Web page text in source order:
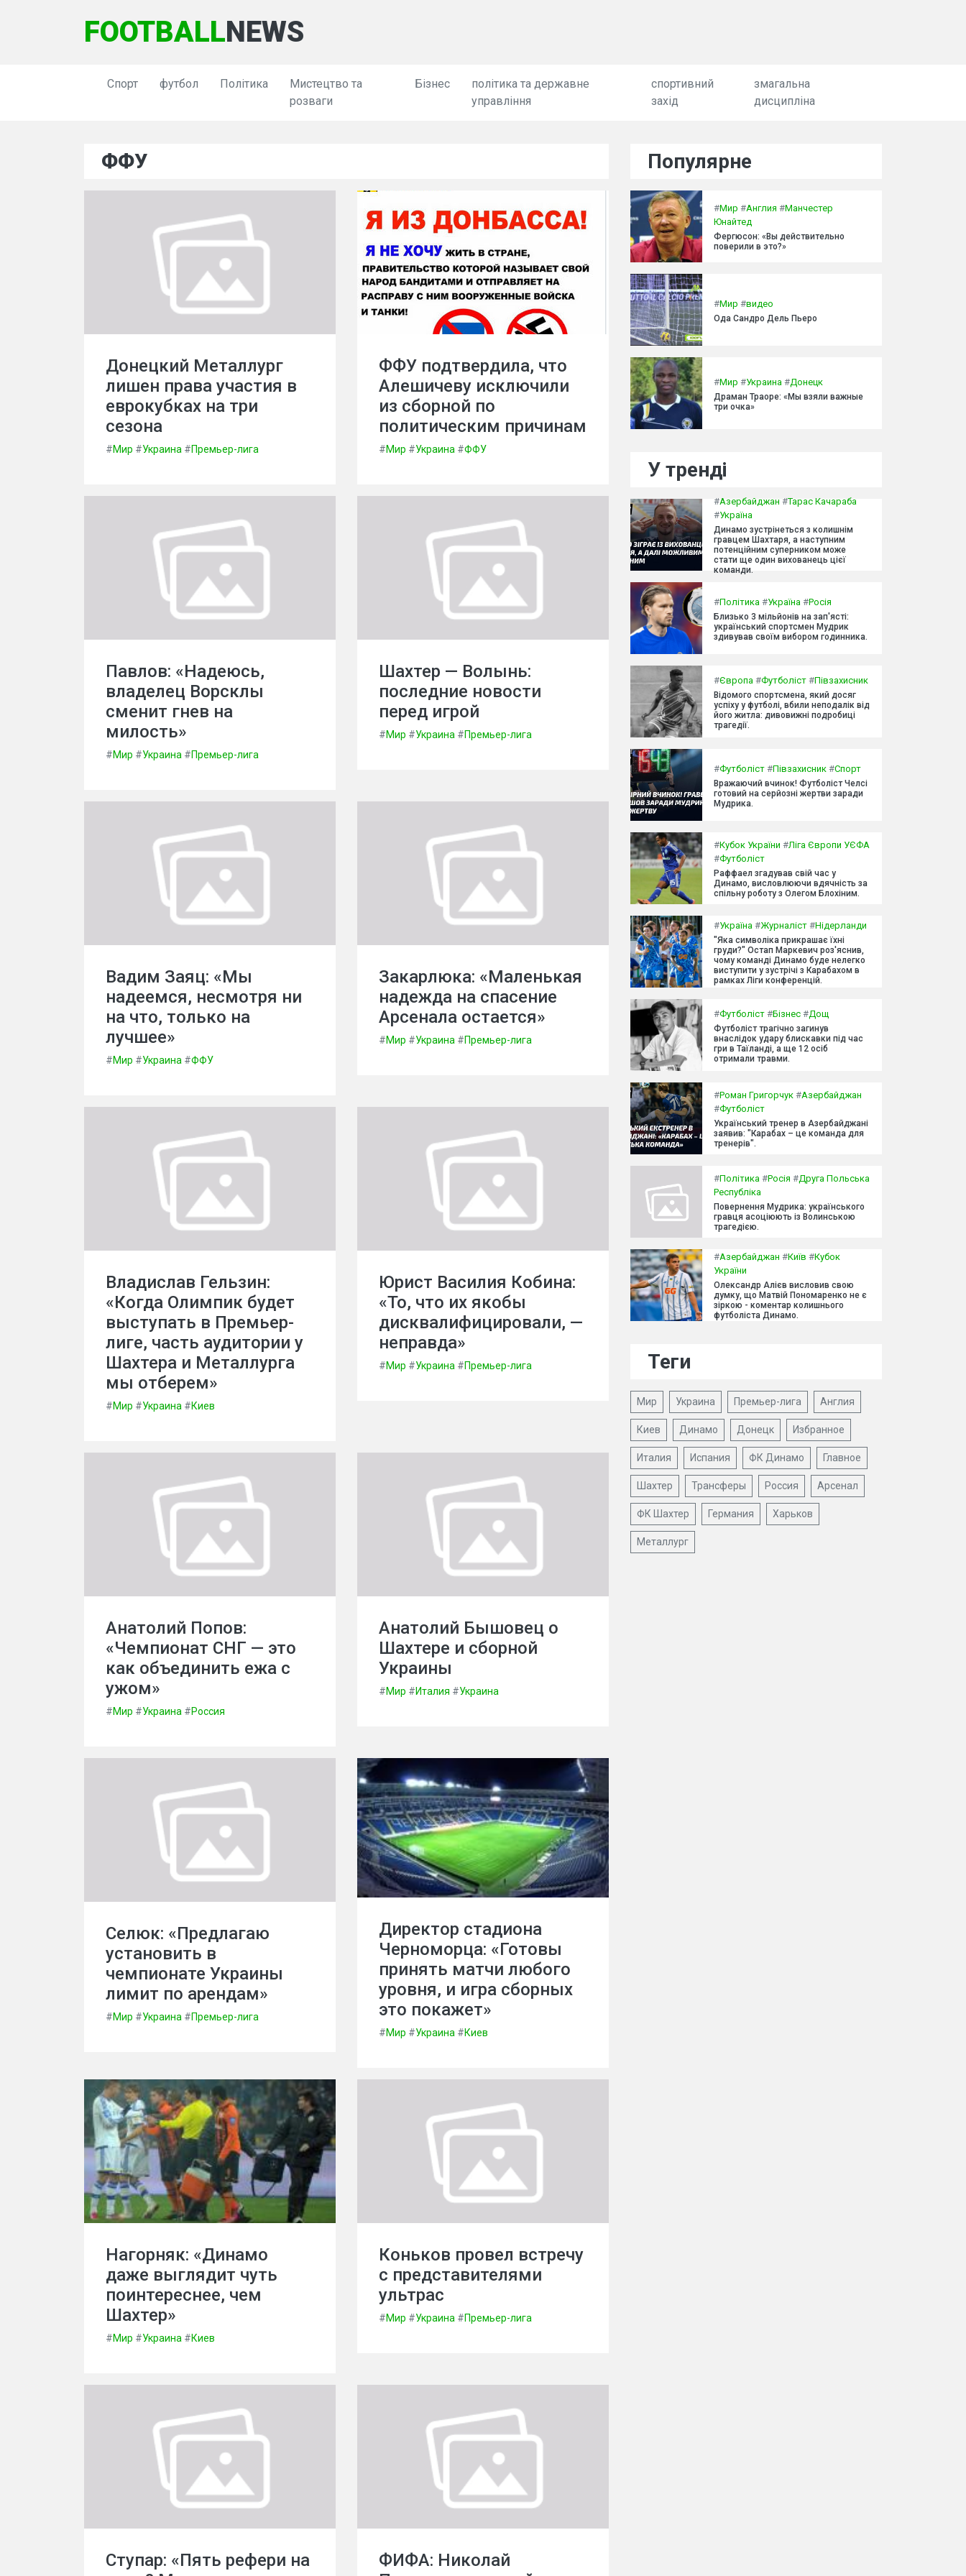
FOOTBALLNEWS
Спорт футбол Політика
Мистецтво та
розваги
Бізнес
політика та державне
управління
спортивний
захід
змагальна
дисципліна
ФФУ
Донецкий Металлург
лишен права участия в
еврокубках на три
сезона
#Мир #Украина #Премьер-лига
ФФУ подтвердила, что
Алешичеву исключили
из сборной по
политическим причинам
#Мир #Украина #ФФУ
Павлов: «Надеюсь,
владелец Ворсклы
сменит гнев на
милость»
#Мир #Украина #Премьер-лига
Шахтер — Волынь:
последние новости
перед игрой
#Мир #Украина #Премьер-лига
Вадим Заяц: «Мы
надеемся, несмотря ни
на что, только на
лучшее»
#Мир #Украина #ФФУ
Закарлюка: «Маленькая
надежда на спасение
Арсенала остается»
#Мир #Украина #Премьер-лига
Владислав Гельзин:
«Когда Олимпик будет
выступать в Премьер-
лиге, часть аудитории у
Шахтера и Металлурга
мы отберем»
#Мир #Украина #Киев
Юрист Василия Кобина:
«То, что их якобы
дисквалифицировали, —
неправда»
#Мир #Украина #Премьер-лига
Анатолий Попов:
«Чемпионат СНГ — это
как объединить ежа с
ужом»
#Мир #Украина #Россия
Анатолий Бышовец о
Шахтере и сборной
Украины
#Мир #Италия #Украина
Селюк: «Предлагаю
установить в
чемпионате Украины
лимит по арендам»
#Мир #Украина #Премьер-лига
Директор стадиона
Черноморца: «Готовы
принять матчи любого
уровня, и игра сборных
это покажет»
#Мир #Украина #Киев
Нагорняк: «Динамо
даже выглядит чуть
поинтереснее, чем
Шахтер»
#Мир #Украина #Киев
Коньков провел встречу
с представителями
ультрас
#Мир #Украина #Премьер-лига
Ступар: «Пять рефери на
ФИФА: Николай
Популярне
#Мир #Англия #Манчестер
Юнайтед
Фергюсон: «Вы действительно
поверили в это?»
#Мир #видео
Ода Сандро Дель Пьеро
#Мир #Украина #Донецк
Драман Траоре: «Мы взяли важные
три очка»
У тренді
#Азербайджан #Тарас Качараба
#Україна
Динамо зустрінеться з колишнім
гравцем Шахтаря, а наступним
потенційним суперником може
стати ще один вихованець цієї
команди.
#Політика #Україна #Росія
Близько 3 мільйонів на зап'ясті:
український спортсмен Мудрик
здивував своїм вибором годинника.
#Європа #Футболіст #Півзахисник
Відомого спортсмена, який досяг
успіху у футболі, вбили неподалік від
його житла: дивовижні подробиці
трагедії.
#Футболіст #Півзахисник #Спорт
Вражаючий вчинок! Футболіст Челсі
готовий на серйозні жертви заради
Мудрика.
#Кубок України #Ліга Європи УЄФА
#Футболіст
Раффаел згадував свій час у
Динамо, висловлюючи вдячність за
спільну роботу з Олегом Блохіним.
#Україна #Журналіст #Нідерланди
"Яка символіка прикрашає їхні
груди?" Остап Маркевич роз'яснив,
чому команді Динамо буде нелегко
виступити у зустрічі з Карабахом в
рамках Ліги конференцій.
#Футболіст #Бізнес #Дощ
Футболіст трагічно загинув
внаслідок удару блискавки під час
гри в Таїланді, а ще 12 осіб
отримали травми.
#Роман Григорчук #Азербайджан
#Футболіст
Український тренер в Азербайджані
заявив: "Карабах – це команда для
тренерів".
#Політика #Росія #Друга Польська
Республіка
Повернення Мудрика: українського
гравця асоціюють із Волинською
трагедією.
#Азербайджан #Київ #Кубок
України
Олександр Алієв висловив свою
думку, що Матвій Пономаренко не є
зіркою - коментар колишнього
футболіста Динамо.
Теги
Мир Украина Премьер-лига Англия
Киев Динамо Донецк Избранное
Италия Испания ФК Динамо Главное
Шахтер Трансферы Россия Арсенал
ФК Шахтер Германия Харьков
Металлург